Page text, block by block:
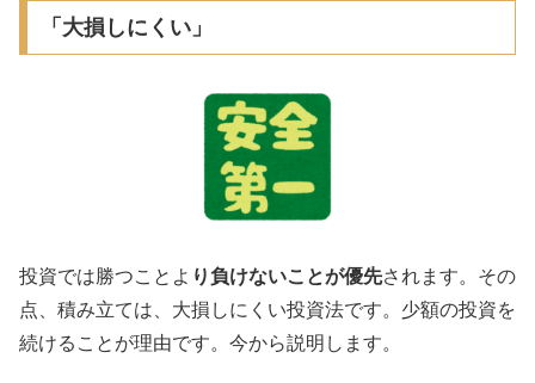
「大損しにくい」
投資では勝つことよ り負けないことが優先されます。その
点、積み立ては、大損しにくい投資法です。少額の投資を
続けることが理由です。今から説明します。